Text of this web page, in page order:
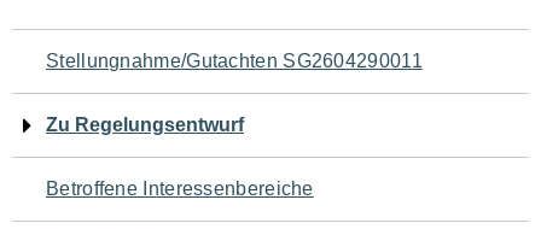
Navigation
für
den
Seiteninhalt
Stellungnahme/Gutachten SG2604290011
Zu Regelungsentwurf
Betroffene Interessenbereiche